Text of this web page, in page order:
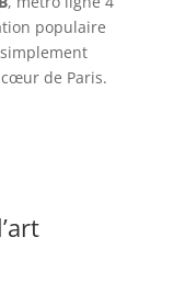
populaire
de Paris.